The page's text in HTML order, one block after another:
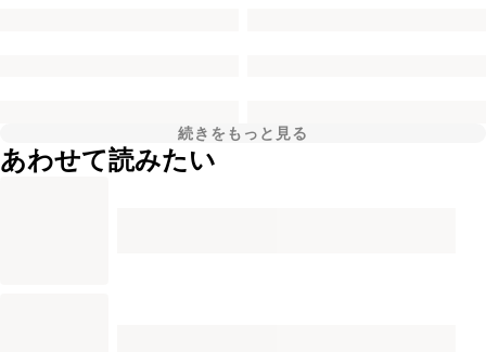
続きをもっと見る
あわせて読みたい